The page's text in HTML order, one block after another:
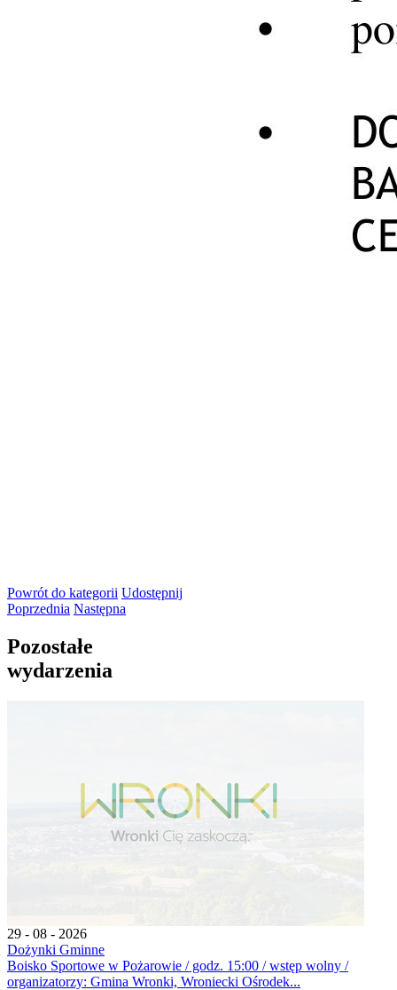
Powrót do kategorii Udostępnij
Poprzednia Następna
Pozostałe
wydarzenia
29 - 08 - 2026
Dożynki Gminne
Boisko Sportowe w Pożarowie / godz. 15:00 / wstęp wolny /
organizatorzy: Gmina Wronki, Wroniecki Ośrodek...